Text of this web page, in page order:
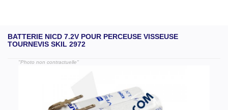
BATTERIE NICD 7.2V POUR PERCEUSE VISSEUSE
TOURNEVIS SKIL 2972
"Photo non contractuelle"